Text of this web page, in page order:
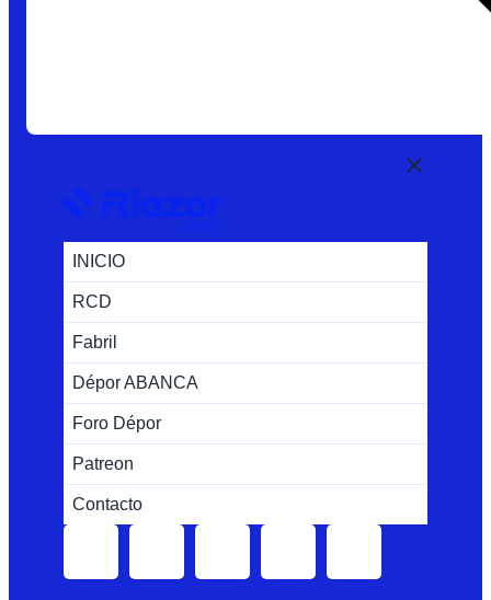
INICIO
RCD
Fabril
Dépor ABANCA
Foro Dépor
Patreon
Contacto